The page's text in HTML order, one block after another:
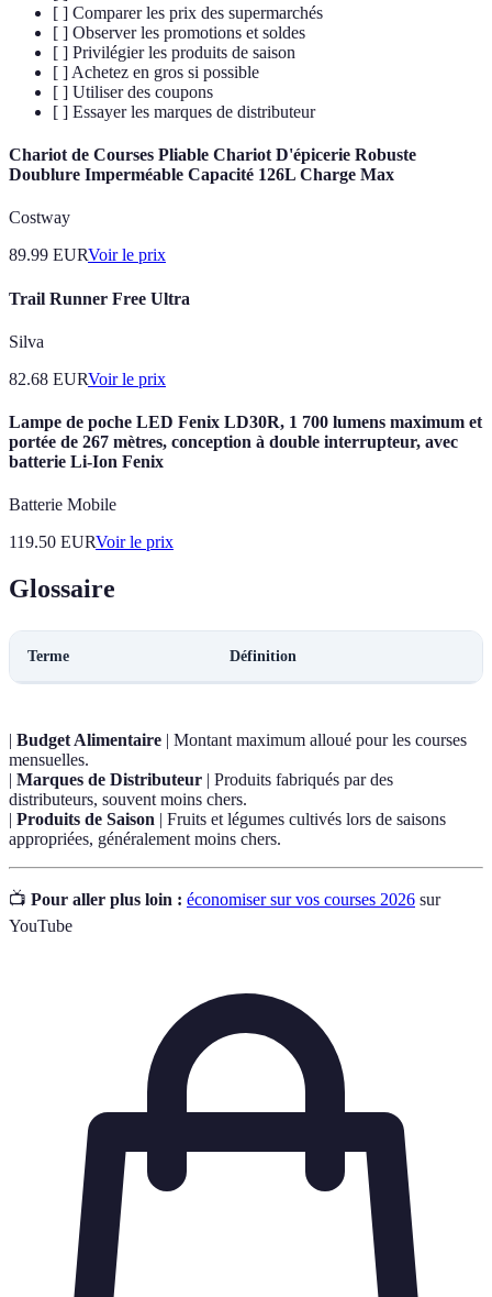
[ ] Comparer les prix des supermarchés
[ ] Observer les promotions et soldes
[ ] Privilégier les produits de saison
[ ] Achetez en gros si possible
[ ] Utiliser des coupons
[ ] Essayer les marques de distributeur
Chariot de Courses Pliable Chariot D'épicerie Robuste
Doublure Imperméable Capacité 126L Charge Max
Costway
89.99 EURVoir le prix
Trail Runner Free Ultra
Silva
82.68 EURVoir le prix
Lampe de poche LED Fenix LD30R, 1 700 lumens maximum et
portée de 267 mètres, conception à double interrupteur, avec
batterie Li-Ion Fenix
Batterie Mobile
119.50 EURVoir le prix
Glossaire
Terme Définition
| Budget Alimentaire | Montant maximum alloué pour les courses
mensuelles.
| Marques de Distributeur | Produits fabriqués par des
distributeurs, souvent moins chers.
| Produits de Saison | Fruits et légumes cultivés lors de saisons
appropriées, généralement moins chers.
📺 Pour aller plus loin : économiser sur vos courses 2026 sur
YouTube